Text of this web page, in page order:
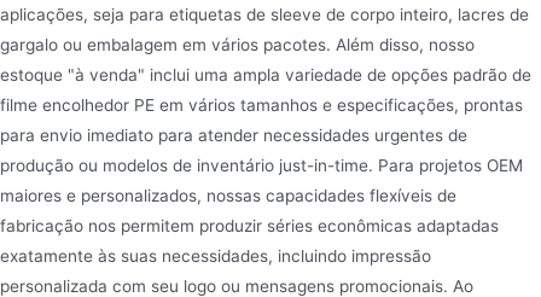
aplicações, seja para etiquetas de sleeve de corpo inteiro, lacres de
gargalo ou embalagem em vários pacotes. Além disso, nosso
estoque "à venda" inclui uma ampla variedade de opções padrão de
filme encolhedor PE em vários tamanhos e especificações, prontas
para envio imediato para atender necessidades urgentes de
produção ou modelos de inventário just-in-time. Para projetos OEM
maiores e personalizados, nossas capacidades flexíveis de
fabricação nos permitem produzir séries econômicas adaptadas
exatamente às suas necessidades, incluindo impressão
personalizada com seu logo ou mensagens promocionais. Ao